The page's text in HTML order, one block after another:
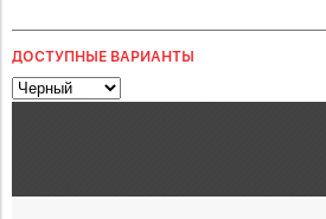
ДОСТУПНЫЕ ВАРИАНТЫ